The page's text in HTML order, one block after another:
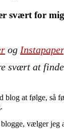
svært for
og Instapaper
svært at
blog at følge, så
vælger jeg